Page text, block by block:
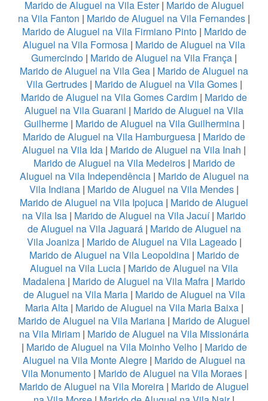
Marido de Aluguel na Vila Ester| Marido de Aluguel
na Vila Fanton | Marido de Aluguel na Vila Fernandes |
Marido de Aluguel na Vila Firmiano Pinto| Marido de
Aluguel na Vila Formosa | Marido de Aluguel na Vila
Gumercindo | Marido de Aluguel na Vila França |
Marido de Aluguel na Vila Gea | Marido de Aluguel na
Vila Gertrudes| Marido de Aluguel na Vila Gomes|
Marido de Aluguel na Vila Gomes Cardim | Marido de
Aluguel na Vila Guarani | Marido de Aluguel na Vila
Guilherme| Marido de Aluguel na Vila Guilhermina|
Marido de Aluguel na Vila Hamburguesa | Marido de
Aluguel na Vila Ida | Marido de Aluguel na Vila Inah |
Marido de Aluguel na Vila Medeiros| Marido de
Aluguel na Vila Independência| Marido de Aluguel na
Vila Indiana | Marido de Aluguel na Vila Mendes |
Marido de Aluguel na Vila Ipojuca | Marido de Aluguel
na Vila Isa | Marido de Aluguel na Vila Jacuí| Marido
de Aluguel na Vila Jaguará| Marido de Aluguel na
Vila Joaniza| Marido de Aluguel na Vila Lageado|
Marido de Aluguel na Vila Leopoldina| Marido de
Aluguel na Vila Lucia | Marido de Aluguel na Vila
Madalena | Marido de Aluguel na Vila Mafra | Marido
de Aluguel na Vila Maria| Marido de Aluguel na Vila
Maria Alta| Marido de Aluguel na Vila Maria Baixa|
Marido de Aluguel na Vila Mariana | Marido de Aluguel
na Vila Miriam | Marido de Aluguel na Vila Missionária
| Marido de Aluguel na Vila Moinho Velho| Marido de
Aluguel na Vila Monte Alegre | Marido de Aluguel na
Vila Monumento| Marido de Aluguel na Vila Moraes|
Marido de Aluguel na Vila Moreira | Marido de Aluguel